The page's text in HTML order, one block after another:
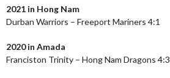
2021 in Hong Nam
Durban Warriors – Freeport Mariners 4:1
2020 in Amada
Franciston Trinity – Hong Nam Dragons 4:3